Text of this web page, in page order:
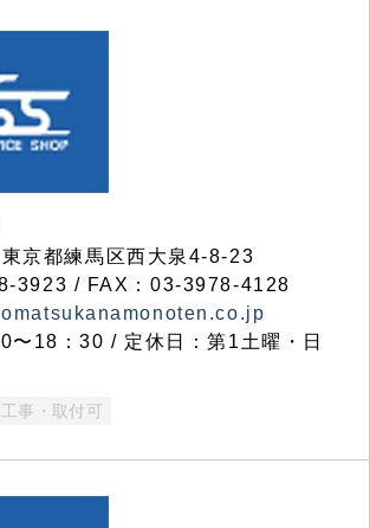
京都練馬区西大泉4-8-23
3923 / FAX：03-3978-4128
〜18：30 / 定休日：第1土曜・日
工事・取付可